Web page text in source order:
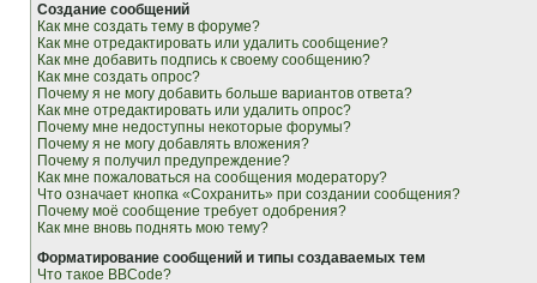
Создание сообщений
Как мне создать тему в форуме?
Как мне отредактировать или удалить сообщение?
Как мне добавить подпись к своему сообщению?
Как мне создать опрос?
Почему я не могу добавить больше вариантов ответа?
Как мне отредактировать или удалить опрос?
Почему мне недоступны некоторые форумы?
Почему я не могу добавлять вложения?
Почему я получил предупреждение?
Как мне пожаловаться на сообщения модератору?
Что означает кнопка «Сохранить» при создании сообщения?
Почему моё сообщение требует одобрения?
Как мне вновь поднять мою тему?
Форматирование сообщений и типы создаваемых тем
Что такое BBCode?